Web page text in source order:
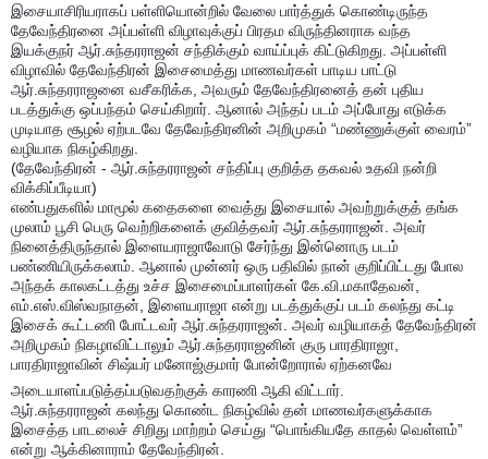
இசையாசிரியராகப் பள்ளியொன்றில் வேலை பார்த்துக் கொண்டிருந்த
தேவேந்திரனை அப்பள்ளி விழாவுக்குப் பிரதம விருந்தினராக வந்த
இயக்குநர் ஆர்.சுந்தரராஜன் சந்திக்கும் வாய்ப்புக் கிட்டுகிறது. அப்பள்ளி
விழாவில் தேவேந்திரன் இசைமைத்து மாணவர்கள் பாடிய பாட்டு
ஆர்.சுந்தரராஜனை வசீகரிக்க, அவரும் தேவேந்திரனைத் தன் புதிய
படத்துக்கு ஒப்பந்தம் செய்கிறார். ஆனால் அந்தப் படம் அப்போது எடுக்க
முடியாத சூழல் ஏற்படவே தேவேந்திரனின் அறிமுகம் “மண்ணுக்குள் வைரம்”
வழியாக நிகழ்கிறது.
(தேவேந்திரன் - ஆர்.சுந்தரராஜன் சந்திப்பு குறித்த தகவல் உதவி நன்றி
விக்கிப்பீடியா)
எண்பதுகளில் மாமூல் கதைகளை வைத்து இசையால் அவற்றுக்குத் தங்க
முலாம் பூசி பெரு வெற்றிகளைக் குவித்தவர் ஆர்.சுந்தரராஜன். அவர்
நினைத்திருந்தால் இளையராஜாவோடு சேர்ந்து இன்னொரு படம்
பண்ணியிருக்கலாம். ஆனால் முன்னர் ஒரு பதிவில் நான் குறிப்பிட்டது போல
அந்தக் காலகட்டத்து உச்ச இசைமைப்பாளர்கள் கே.வி.மகாதேவன்,
எம்.எஸ்.விஸ்வநாதன், இளையராஜா என்று படத்துக்குப் படம் கலந்து கட்டி
இசைக் கூட்டணி போட்டவர் ஆர்.சுந்தரராஜன். அவர் வழியாகத் தேவேந்திரன்
அறிமுகம் நிகழாவிட்டாலும் ஆர்.சுந்தரராஜனின் குரு பாரதிராஜா,
பாரதிராஜாவின் சிஷ்யர் மனோஜ்குமார் போன்றோரால் ஏற்கனவே
அடையாளப்படுத்தப்படுவதற்குக் காரணி ஆகி விட்டார்.
ஆர்.சுந்தரராஜன் கலந்து கொண்ட நிகழ்வில் தன் மாணவர்களுக்காக
இசைத்த பாடலைச் சிறிது மாற்றம் செய்து “பொங்கியதே காதல் வெள்ளம்”
என்று ஆக்கினாராம் தேவேந்திரன்.